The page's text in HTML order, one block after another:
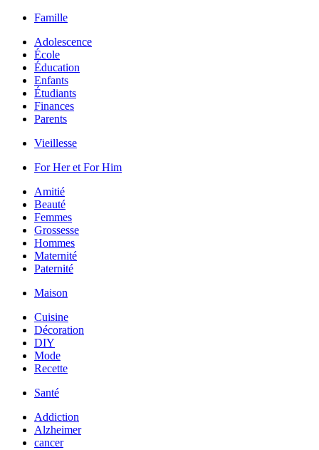
Famille
Adolescence
École
Éducation
Enfants
Étudiants
Finances
Parents
Vieillesse
For Her et For Him
Amitié
Beauté
Femmes
Grossesse
Hommes
Maternité
Paternité
Maison
Cuisine
Décoration
DIY
Mode
Recette
Santé
Addiction
Alzheimer
cancer